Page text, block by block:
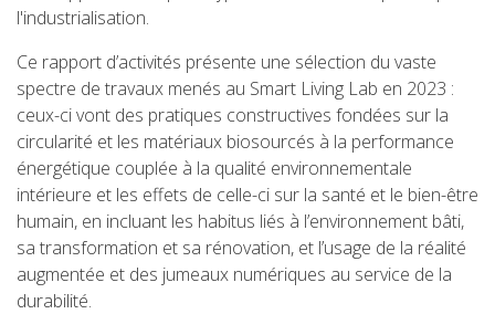
l'industrialisation.
Ce rapport d’activités présente une sélection du vaste
spectre de travaux menés au Smart Living Lab en 2023 :
ceux-ci vont des pratiques constructives fondées sur la
circularité et les matériaux biosourcés à la performance
énergétique couplée à la qualité environnementale
intérieure et les effets de celle-ci sur la santé et le bien-être
humain, en incluant les habitus liés à l’environnement bâti,
sa transformation et sa rénovation, et l’usage de la réalité
augmentée et des jumeaux numériques au service de la
durabilité.